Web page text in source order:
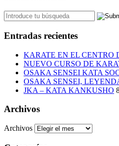
Entradas recientes
KARATE EN EL CENTRO
NUEVO CURSO DE
OSAKA SENSEI KATA
OSAKA SENSEI,
JKA – KATA KANKUSHO
Archivos
Archivos